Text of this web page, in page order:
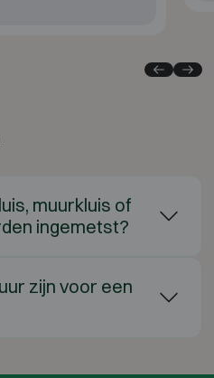
muurkluis of
ingemetst?
zijn voor een